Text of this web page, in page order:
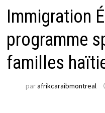
Immigration
programme
familles
parafrikcaraibmontreal